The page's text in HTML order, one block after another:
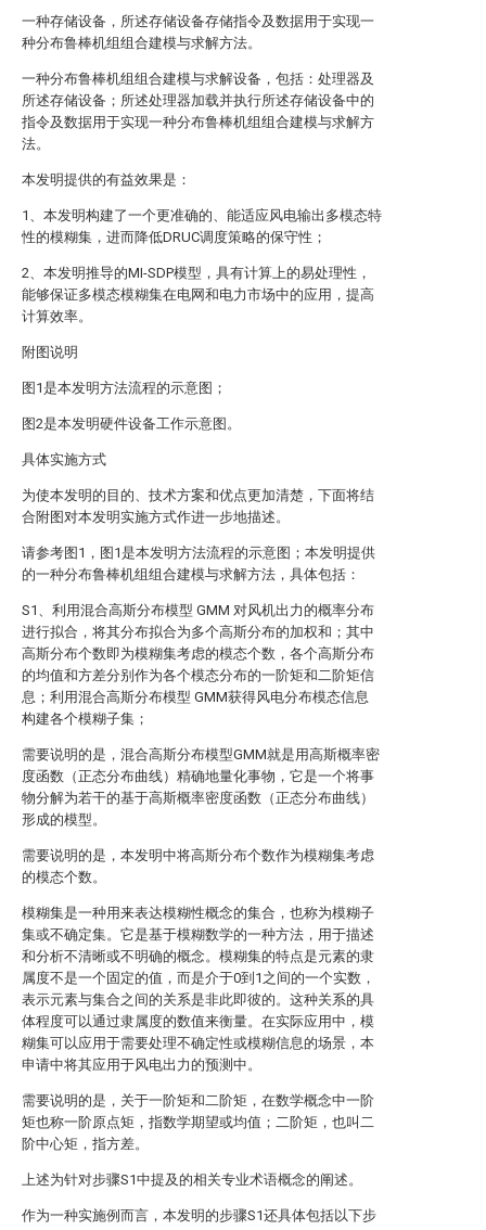
一种存储设备，所述存储设备存储指令及数据用于实现一
种分布鲁棒机组组合建模与求解方法。
一种分布鲁棒机组组合建模与求解设备，包括：处理器及
所述存储设备；所述处理器加载并执行所述存储设备中的
指令及数据用于实现一种分布鲁棒机组组合建模与求解方
法。
本发明提供的有益效果是：
1、本发明构建了一个更准确的、能适应风电输出多模态特
性的模糊集，进而降低DRUC调度策略的保守性；
2、本发明推导的MI-SDP模型，具有计算上的易处理性，
能够保证多模态模糊集在电网和电力市场中的应用，提高
计算效率。
附图说明
图1是本发明方法流程的示意图；
图2是本发明硬件设备工作示意图。
具体实施方式
为使本发明的目的、技术方案和优点更加清楚，下面将结
合附图对本发明实施方式作进一步地描述。
请参考图1，图1是本发明方法流程的示意图；本发明提供
的一种分布鲁棒机组组合建模与求解方法，具体包括：
S1、利用混合高斯分布模型 GMM 对风机出力的概率分布
进行拟合，将其分布拟合为多个高斯分布的加权和；其中
高斯分布个数即为模糊集考虑的模态个数，各个高斯分布
的均值和方差分别作为各个模态分布的一阶矩和二阶矩信
息；利用混合高斯分布模型 GMM获得风电分布模态信息
构建各个模糊子集；
需要说明的是，混合高斯分布模型GMM就是用高斯概率密
度函数（正态分布曲线）精确地量化事物，它是一个将事
物分解为若干的基于高斯概率密度函数（正态分布曲线）
形成的模型。
需要说明的是，本发明中将高斯分布个数作为模糊集考虑
的模态个数。
模糊集是一种用来表达模糊性概念的集合，也称为模糊子
集或不确定集。它是基于模糊数学的一种方法，用于描述
和分析不清晰或不明确的概念。模糊集的特点是元素的隶
属度不是一个固定的值，而是介于0到1之间的一个实数，
表示元素与集合之间的关系是非此即彼的。这种关系的具
体程度可以通过隶属度的数值来衡量。在实际应用中，模
糊集可以应用于需要处理不确定性或模糊信息的场景，本
申请中将其应用于风电出力的预测中。
需要说明的是，关于一阶矩和二阶矩，在数学概念中一阶
矩也称一阶原点矩，指数学期望或均值；二阶矩，也叫二
阶中心矩，指方差。
上述为针对步骤S1中提及的相关专业术语概念的阐述。
作为一种实施例而言，本发明的步骤S1还具体包括以下步